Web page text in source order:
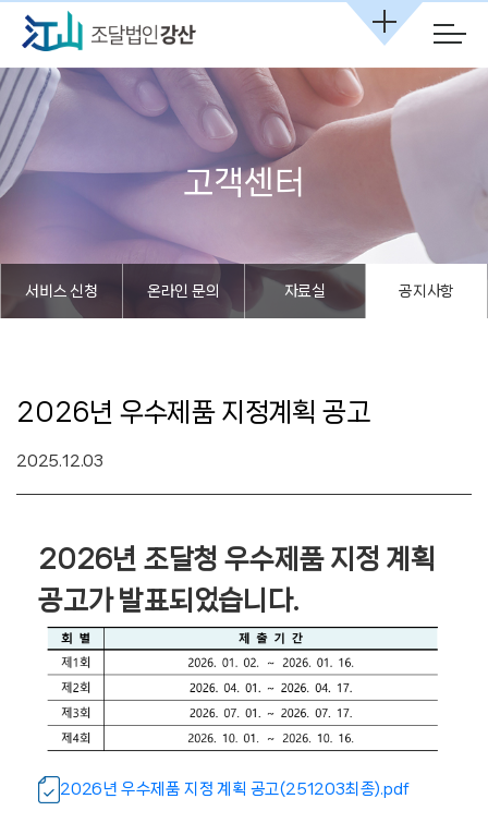
본문 바로가기
고객센터
서비스 신청 온라인 문의 자료실 공지사항
2026년 우수제품 지정계획 공고
2025.12.03
2026년 조달청 우수제품 지정 계획
공고가 발표되었습니다.
2026년 우수제품 지정 계획 공고(251203최종).pdf